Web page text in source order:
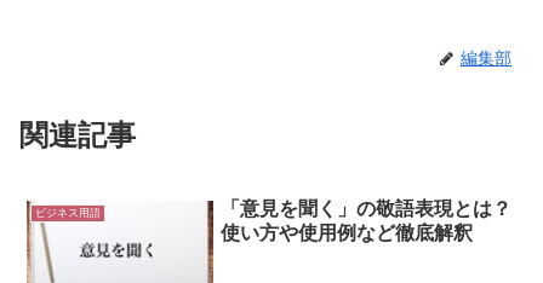
編集部
関連記事
ビジネス用語
「意見を聞く」の敬語表現とは？
使い方や使用例など徹底解釈